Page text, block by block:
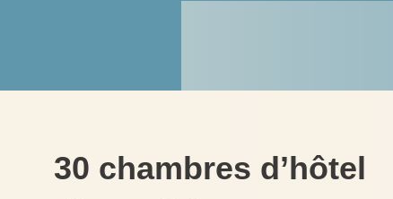
30 chambres d’hôtel